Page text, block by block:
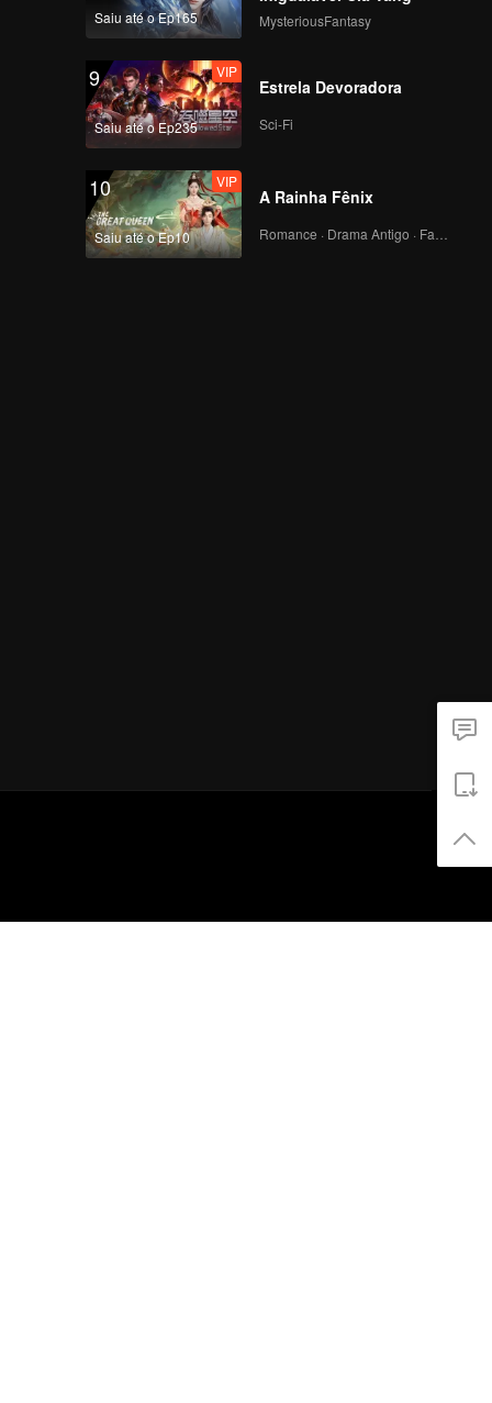
Saiu até o Ep165 MysteriousFantasy
9
Saiu até o Ep235
VIP
Estrela Devoradora
Sci-Fi
10
Saiu até o Ep10
VIP
A Rainha Fênix